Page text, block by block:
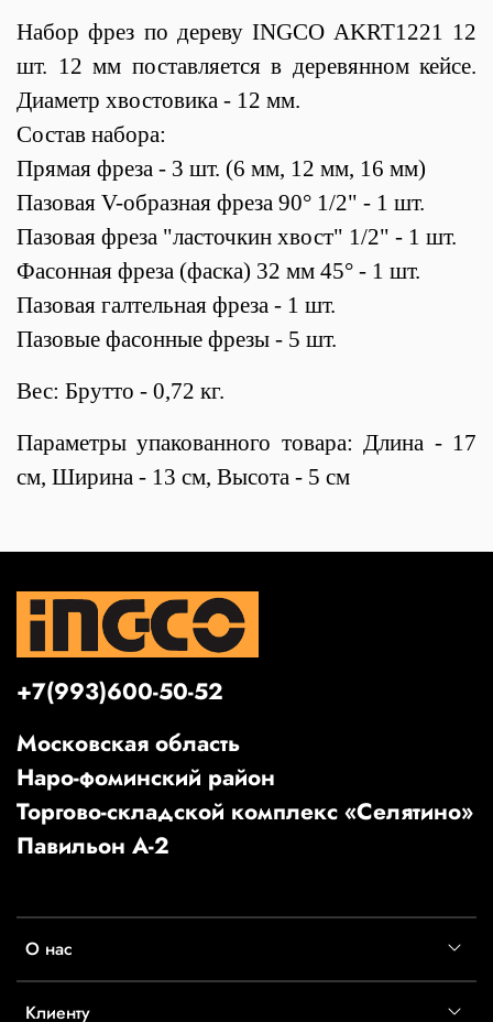
Набор фрез по дереву INGCO AKRT1221 12
шт. 12 мм поставляется в деревянном кейсе.
Диаметр хвостовика - 12 мм.
Состав набора:
Прямая фреза - 3 шт. (6 мм, 12 мм, 16 мм)
Пазовая V-образная фреза 90° 1/2" - 1 шт.
Пазовая фреза "ласточкин хвост" 1/2" - 1 шт.
Фасонная фреза (фаска) 32 мм 45° - 1 шт.
Пазовая галтельная фреза - 1 шт.
Пазовые фасонные фрезы - 5 шт.
Вес: Брутто - 0,72 кг.
Параметры упакованного товара: Длина - 17
см, Ширина - 13 см, Высота - 5 см
О нас
Клиенту
+7(993)600-50-52
Московская область
Наро-фоминский район
Торгово-складской комплекс «Селятино»
Павильон А-2